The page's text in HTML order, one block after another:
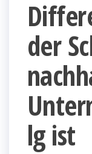
der
lg ist